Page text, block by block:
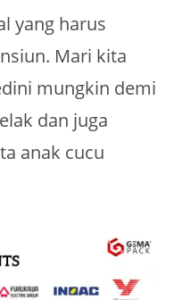
yang harus
Mari kita
mungkin demi
dan juga
anak cucu